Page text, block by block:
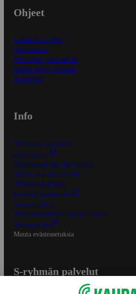
Ohjeet
Ensitilaajan ohjeet
Näin maksat
Näin tilaat ja muokkaat
Kaikki ohjeet ja vinkit
In English
Info
S-Business yrityksille
Oiva-raportit
Osuuskauppojen yhteystiedot
Tilaus- ja toimitusehdot
Tietosuojakäytäntö
Palvelun käyttöehdot
Saavutettavuus
Mobiilisovelluksen saavutettavuus
Mainostajalle
Muuta evästeasetuksia
S-ryhmän palvelut